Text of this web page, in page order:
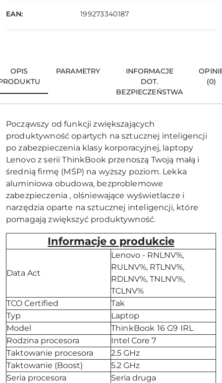
EAN: 199273340187
OPIS
PARAMETRY
INFORMACJE
DOT.
BEZPIECZEŃSTWA
(0)
Począwszy od funkcji zwiększających
produktywność opartych na sztucznej inteligencji
po zabezpieczenia klasy korporacyjnej, laptopy
Lenovo z serii ThinkBook przenoszą Twoją małą i
średnią firmę (MŚP) na wyższy poziom. Lekka
aluminiowa obudowa, bezproblemowe
zabezpieczenia , olśniewające wyświetlacze i
narzędzia oparte na sztucznej inteligencji, które
pomagają zwiększyć produktywność.
Informacje o produkcie
Data Act
Lenovo - RNLNV%,
RULNV%, RTLNV%,
RDLNV%, TNLNV%,
TCLNV%
TCO Certified
Tak
Typ
Laptop
Model
ThinkBook 16 G9 IRL
Rodzina procesora
Intel Core 7
Taktowanie procesora
2.5 GHz
Taktowanie (Boost)
5.2 GHz
Seria procesora
Seria druga